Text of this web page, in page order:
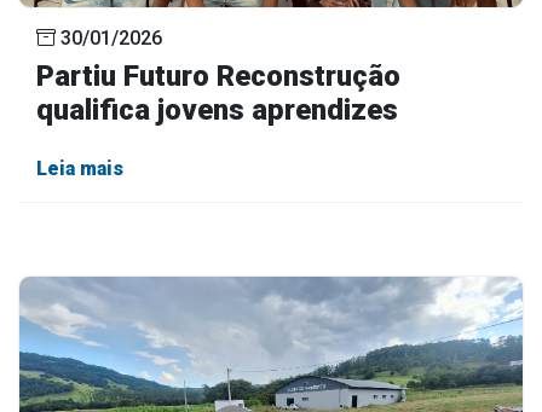
30/01/2026
Partiu Futuro Reconstrução
qualifica jovens aprendizes
Leia mais